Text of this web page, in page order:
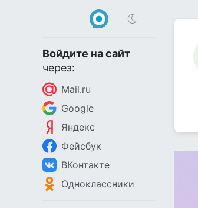
Войдите на сайт
через:
Mail.ru
Google
Яндекс
Фейсбук
ВКонтакте
Одноклассники